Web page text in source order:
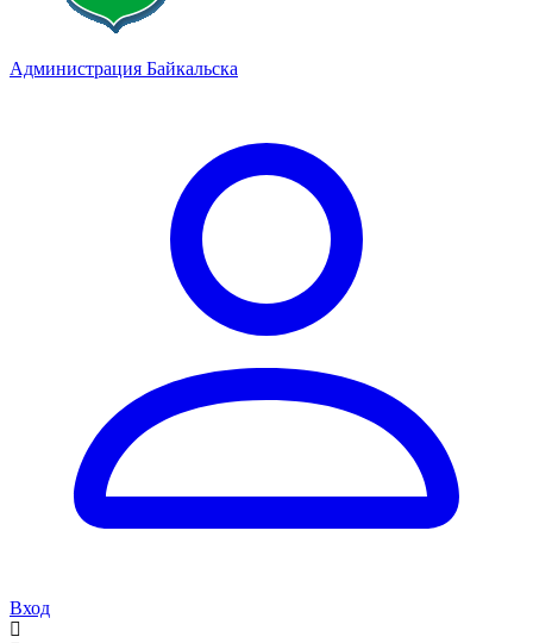
Администрация Байкальска
Вход